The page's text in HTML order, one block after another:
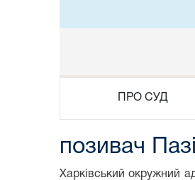
ПРО СУД
позивач
Харківський окружний